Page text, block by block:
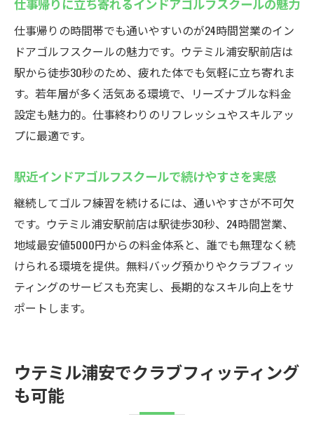
仕事帰りの時間帯でも通いやすいのが24時間営業のイン
ドアゴルフスクールの魅力です。ウテミル浦安駅前店は
駅から徒歩30秒のため、疲れた体でも気軽に立ち寄れま
す。若年層が多く活気ある環境で、リーズナブルな料金
設定も魅力的。仕事終わりのリフレッシュやスキルアッ
プに最適です。
駅近インドアゴルフスクールで続けやすさを実感
継続してゴルフ練習を続けるには、通いやすさが不可欠
です。ウテミル浦安駅前店は駅徒歩30秒、24時間営業、
地域最安値5000円からの料金体系と、誰でも無理なく続
けられる環境を提供。無料バッグ預かりやクラブフィッ
ティングのサービスも充実し、長期的なスキル向上をサ
ポートします。
ウテミル浦安でクラブフィッティング
も可能